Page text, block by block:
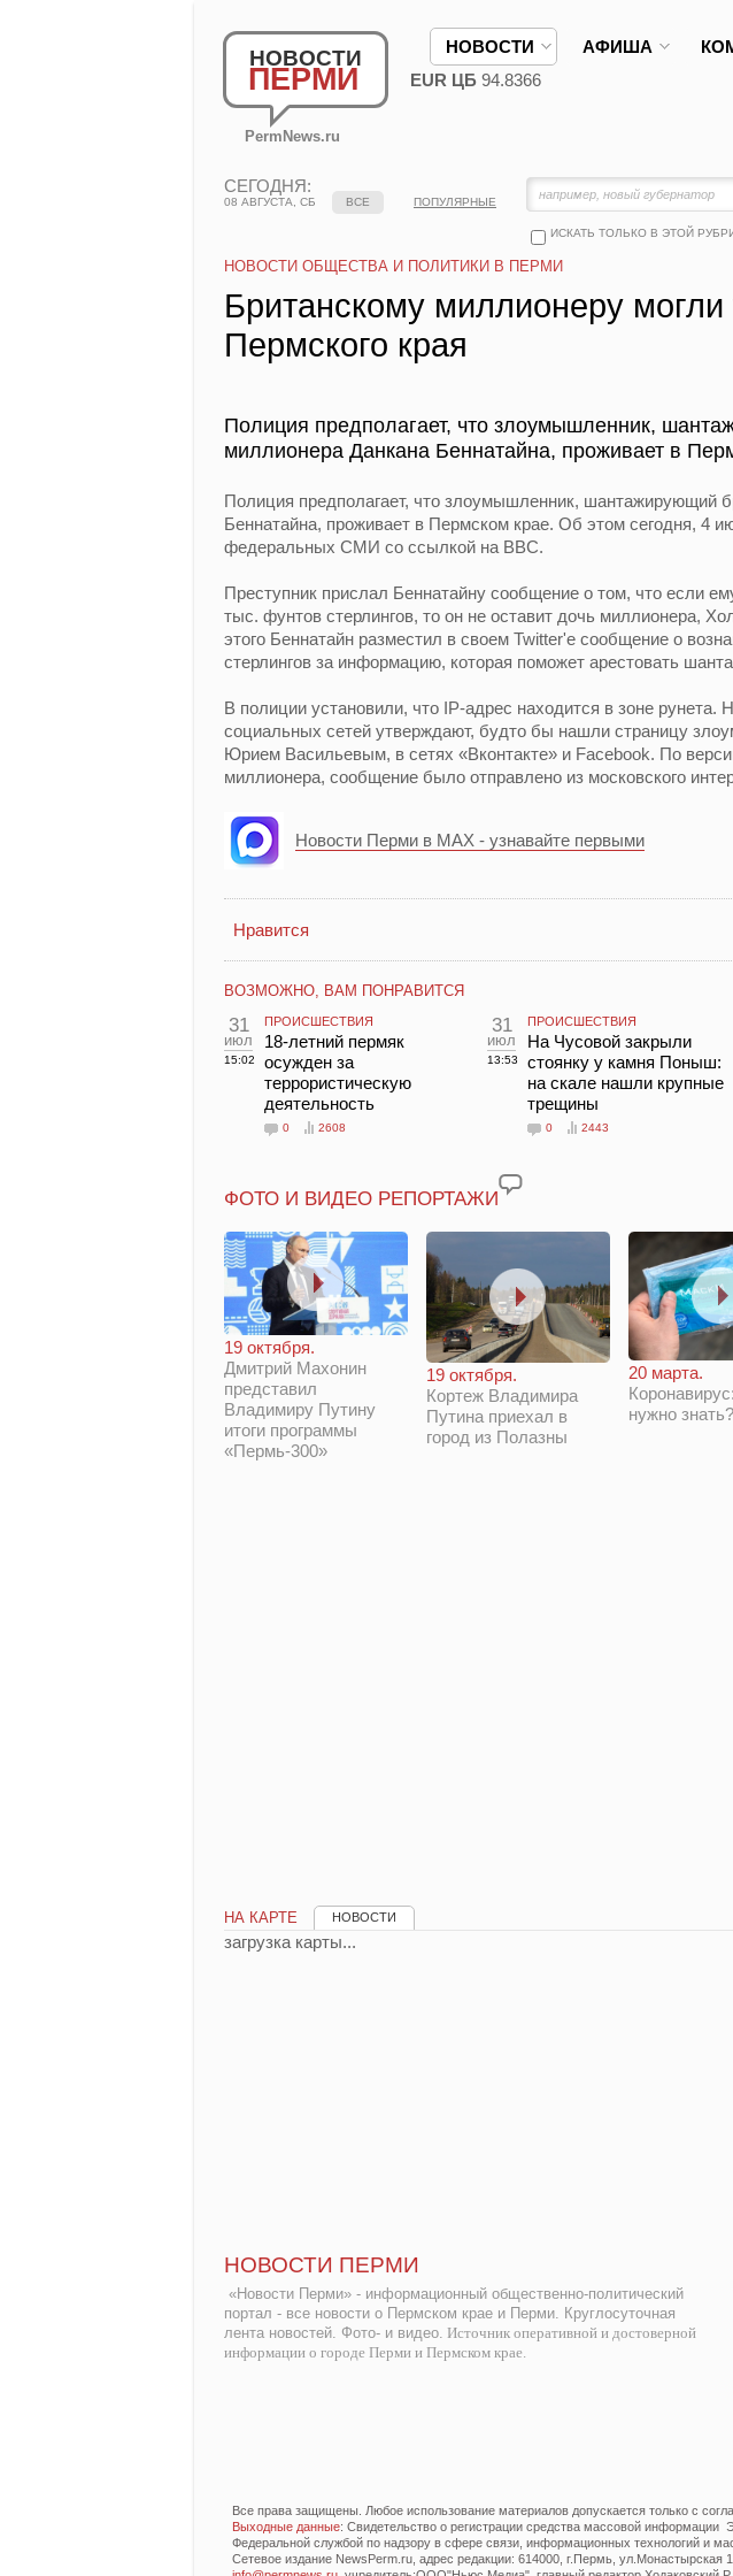
НОВОСТИ
ПЕРМИ
PermNews.ru
НОВОСТИ АФИША
EUR ЦБ 94.8366
СЕГОДНЯ:
08 АВГУСТА, СБ
ИСКАТЬ ТОЛЬКО В ЭТОЙ
ВСЕ ПОПУЛЯРНЫЕ
НОВОСТИ ОБЩЕСТВА И ПОЛИТИКИ В ПЕРМИ
Британскому миллионеру могли
Пермского края
Полиция предполагает, что злоумышленник,
миллионера Данкана Беннатайна, проживает в
Полиция предполагает, что злоумышленник, шантажирующий
Беннатайна, проживает в Пермском крае. Об этом сегодня, 4
федеральных СМИ со ссылкой на BBC.
Преступник прислал Беннатайну сообщение о том, что если
тыс. фунтов стерлингов, то он не оставит дочь миллионера,
этого Беннатайн разместил в своем Twitter'e сообщение о
стерлингов за информацию, которая поможет арестовать
В полиции установили, что IP-адрес находится в зоне рунета.
социальных сетей утверждают, будто бы нашли страницу
Юрием Васильевым, в сетях «Вконтакте» и Facebook. По
миллионера, сообщение было отправлено из московского
Новости Перми в MAX - узнавайте первыми
Нравится
ВОЗМОЖНО, ВАМ ПОНРАВИТСЯ
31
июл
15:02
ПРОИСШЕСТВИЯ
18-летний пермяк
осужден за
террористическую
деятельность
0 2608
31
июл
13:53
ПРОИСШЕСТВИЯ
На Чусовой закрыли
стоянку у камня Поныш:
на скале нашли крупные
трещины
0 2443
ФОТО И ВИДЕО РЕПОРТАЖИ
19 октября.
Дмитрий Махонин
представил
Владимиру Путину
итоги программы
«Пермь-300»
19 октября.
Кортеж Владимира
Путина приехал в
город из Полазны
20 марта.
нужно знать?
НА КАРТЕ НОВОСТИ
загрузка карты...
НОВОСТИ ПЕРМИ
«Новости Перми» - информационный общественно-политический
портал - все новости о Пермском крае и Перми. Круглосуточная
лента новостей. Фото- и видео. Источник оперативной и достоверной
информации о городе Перми и Пермском крае.
Все права защищены. Любое использование материалов допускается только с
Выходные данные: Свидетельство о регистрации средства массовой
Федеральной службой по надзору в сфере связи, информационных технологий и
Сетевое издание NewsPerm.ru, адрес редакции: 614000, г.Пермь, ул.Монастырская